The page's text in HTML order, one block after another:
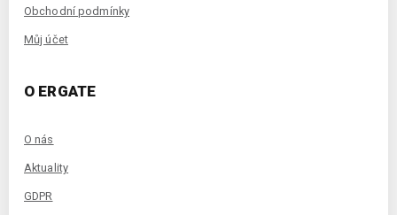
Obchodní podmínky
Můj účet
O ERGATE
O nás
Aktuality
GDPR